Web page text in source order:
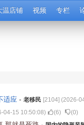
温店铺 视频 专栏
适应 - 老移民 [2104] (2026-
04-15 10:50:08) (6) (0)